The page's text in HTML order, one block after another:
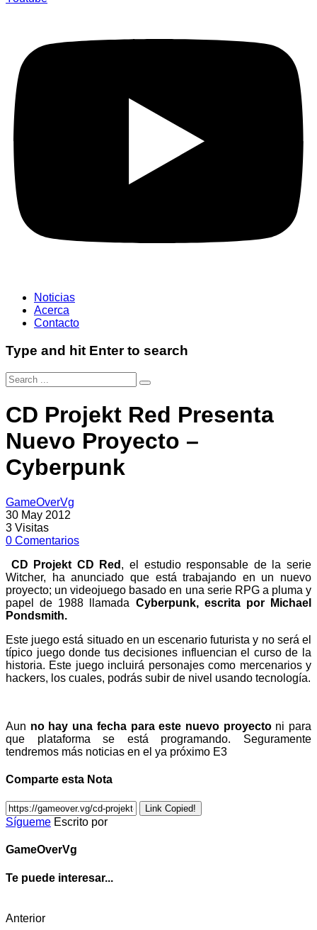
Noticias
Acerca
Contacto
Type and hit Enter to search
CD Projekt Red Presenta
Nuevo Proyecto –
Cyberpunk
GameOverVg
30 May 2012
3 Visitas
0 Comentarios
CD Projekt CD Red , el estudio responsable de la serie
Witcher, ha anunciado que está trabajando en un nuevo
proyecto; un videojuego basado en una serie RPG a pluma y
papel de 1988 llamada Cyberpunk, escrita por Michael
Pondsmith.
Este juego está situado en un escenario futurista y no será el
típico juego donde tus decisiones influencian el curso de la
historia. Este juego incluirá personajes como mercenarios y
hackers, los cuales, podrás subir de nivel usando tecnología.
Aun no hay una fecha para este nuevo proyectoni para
que plataforma se está programando. Seguramente
tendremos más noticias en el ya próximo E3
Comparte esta Nota
Link Copied!
Sígueme Escrito por
GameOverVg
Te puede interesar...
Anterior